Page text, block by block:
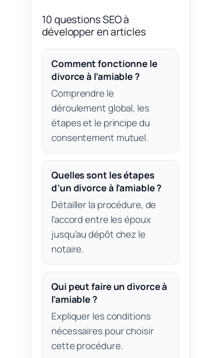
10 questions SEO à
développer en articles
Comment fonctionne le
divorce à l’amiable ?
Comprendre le
déroulement global, les
étapes et le principe du
consentement mutuel.
Quelles sont les étapes
d’un divorce à l’amiable ?
Détailler la procédure, de
l’accord entre les époux
jusqu’au dépôt chez le
notaire.
Qui peut faire un divorce à
l’amiable ?
Expliquer les conditions
nécessaires pour choisir
cette procédure.